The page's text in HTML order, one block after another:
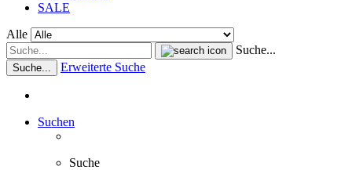
SALE
Alle
Suche...
Suche... Erweiterte Suche
Suchen
Suche